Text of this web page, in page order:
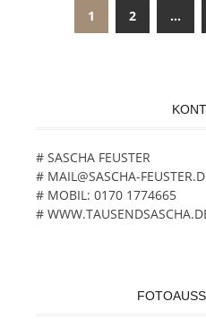
Beitragsnavigation
1 2 …
# SASCHA FEUSTER
# MAIL@SASCHA-
# MOBIL: 0170 1774665
#